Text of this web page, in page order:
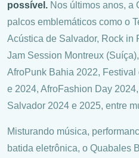
possível. Nos últimos anos, a
palcos emblemáticos como o
Acústica de Salvador, Rock in
Jam Session Montreux
AfroPunk Bahia 2022,
e 2024, AfroFashion Day
Salvador 2024 e 2025, entre
Misturando música,
batida eletrônica, o Quabales